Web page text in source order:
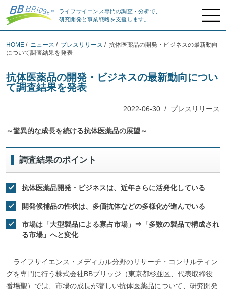
ライフサイエンス専門の調査・分析で、
研究開発と事業戦略を支援します。
HOME / ニュース / プレスリリース / 抗体医薬品の開発・ビジネスの最新動向
について調査結果を発表
抗体医薬品の開発・ビジネスの最新動向につい
て調査結果を発表
2022-06-30 / プレスリリース
～驚異的な成長を続ける抗体医薬品の展望～
調査結果のポイント
抗体医薬品開発・ビジネスは、近年さらに活発化している
開発候補品の性状は、多価抗体などの多様化が進んでいる
市場は「大型製品による寡占市場」⇒「多数の製品で構成され
る市場」へと変化
ライフサイエンス・メディカル分野のリサーチ・コンサルティン
グを専門に行う株式会社BBブリッジ（東京都杉並区、代表取締役
番場聖）では、市場の成長が著しい抗体医薬品について、研究開発